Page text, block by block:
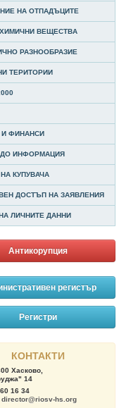
НА ОТПАДЪЦИТЕ
ВЕЩЕСТВА
РАЗНООБРАЗИЕ
ТЕРИТОРИИ
ФИНАНСИ
ИНФОРМАЦИЯ
КУПУВАЧА
ДОСТЪП НА ЗАЯВЛЕНИЯ
ЛИЧНИТЕ ДАННИ
Антикорупция
регистър
Регистри
КОНТАКТИ
Хасково,
14
16 34
director@riosv-hs.org